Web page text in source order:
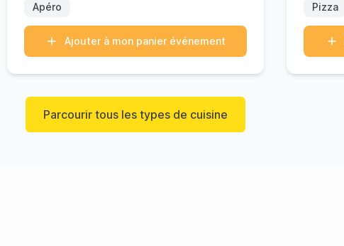
Apéro
Ajouter à mon panier événement
Pizza
Parcourir tous les types de cuisine